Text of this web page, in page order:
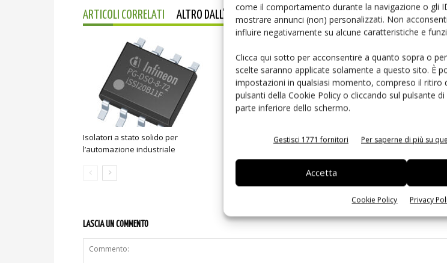
come il comportamento durante la navigazione o gli
mostrare annunci (non) personalizzati. Non
influire negativamente su alcune caratteristiche e
Clicca qui sotto per acconsentire a quanto sopra o
scelte saranno applicate solamente a questo sito. È
impostazioni in qualsiasi momento, compreso il ritiro
pulsanti della Cookie Policy o cliccando sul pulsante
parte inferiore dello schermo.
Gestisci 1771 fornitori Per saperne di più su
Accetta
Cookie Policy Privacy
ARTICOLI CORRELATI ALTRO DALL'AUTORE
Isolatori a stato solido per
l’automazione industriale
IA autonoma: la fiducia diventa
eGaN per convertitori
LASCIA UN COMMENTO